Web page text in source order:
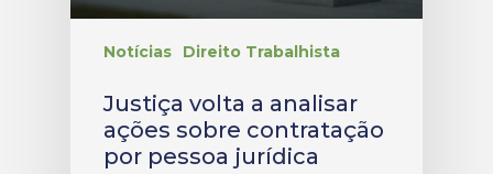
Notícias Direito Trabalhista
Justiça volta a analisar
ações sobre contratação
por pessoa jurídica